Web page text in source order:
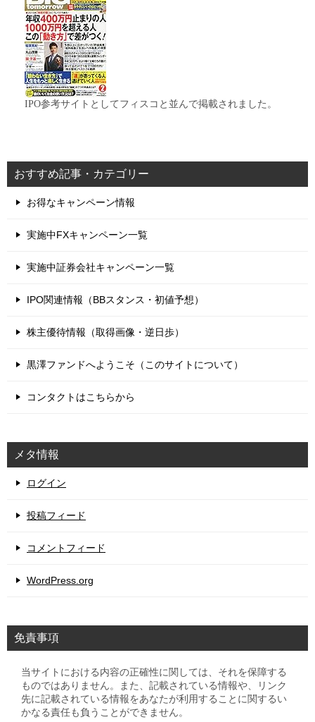
IPO参考サイトとしてフィスコと並んで掲載されました。
おすすめ記事・カテゴリー
お得なキャンペーン情報
実施中FXキャンペーン一覧
実施中証券会社キャンペーン一覧
IPO関連情報（BBスタンス・初値予想）
株主優待情報（取得画像・逆日歩）
黒澤ファンドへようこそ（このサイトについて）
コンタクトはこちらから
メタ情報
ログイン
投稿フィード
コメントフィード
WordPress.org
免責事項
当サイトにおける内容の正確性に関しては、それを保障する
ものではありません。また、記載されている情報や、リンク
先に記載されている情報をあなたが利用することに関するい
かなる責任も負うことができません。